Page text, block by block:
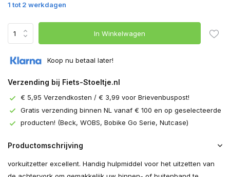
1 tot 2 werkdagen
In Winkelwagen
Koop nu betaal later!
Verzending bij Fiets-Stoeltje.nl
€ 5,95 Verzendkosten / € 3,99 voor Brievenbuspost!
Gratis verzending binnen NL vanaf € 100 en op geselecteerde
producten! (Beck, WOBS, Bobike Go Serie, Nutcase)
Productomschrijving
vorkuitzetter excellent. Handig hulpmiddel voor het uitzetten van